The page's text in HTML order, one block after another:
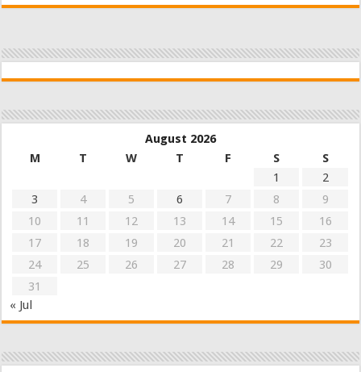
August 2026
M
T W T F S
S
1
2
3
4 5 6 7 8
9
10
11 12 13 14 15
16
17
18 19 20 21 22
23
24
25 26 27 28 29
30
31
« Jul